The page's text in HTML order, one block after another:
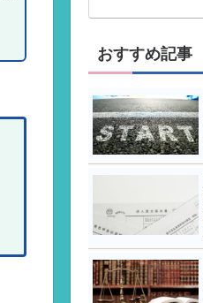
おすすめ記事